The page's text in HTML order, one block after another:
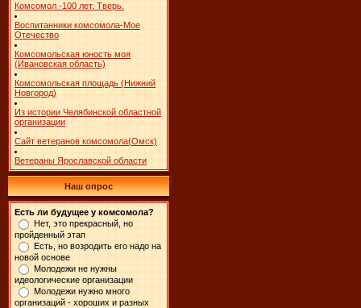
Комсомол -100 лет. Тверь.
Воспитанники комсомола-Мое
Отечество
Комсомольская юность моя
(Ивановская область)
Комсомольская площадь (Нижний
Новгород)
Из истории Челябинской областной
организации
Сайт ветеранов комсомола(Омск)
Ветераны Ярославской области
Наш опрос
Есть ли будущее у комсомола?
Нет, это прекрасный, но
пройденный этап
Есть, но возродить его надо на
новой основе
Молодежи не нужны
идеологические организации
Молодежи нужно много
организаций - хороших и разных